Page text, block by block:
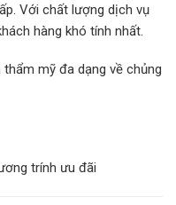
Với chất lượng dịch vụ
hàng khó tính nhất.
mỹ đa dạng về chủng
trính ưu đãi